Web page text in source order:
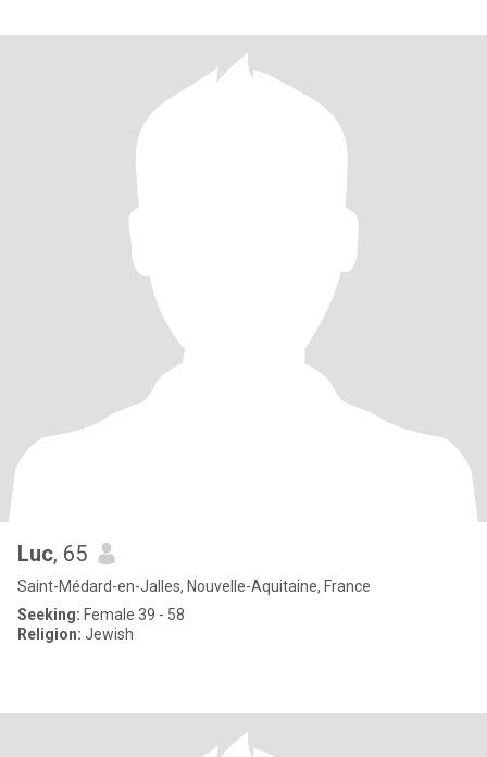
Luc, 65
Saint-Médard-en-Jalles, Nouvelle-Aquitaine, France
Seeking: Female 39 - 58
Religion: Jewish